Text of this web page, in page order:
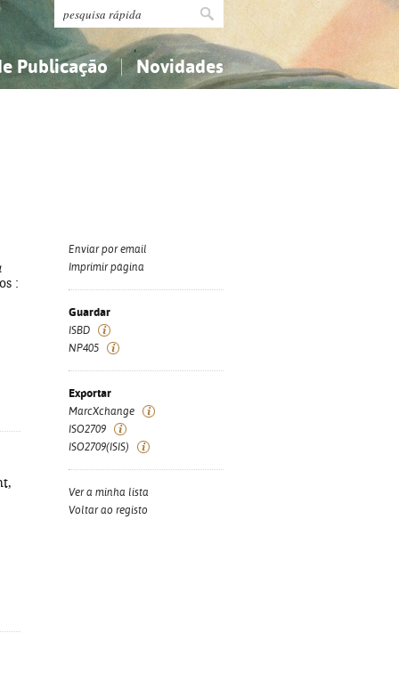
Publicação Novidades
:
Enviar por email
Imprimir página
Guardar
ISBD
NP405
Exportar
MarcXchange
ISO2709
ISO2709(ISIS)
Ver a minha lista
Voltar ao registo